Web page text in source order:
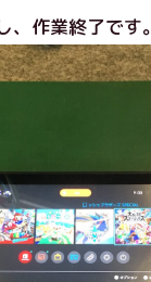
、作業終了です。